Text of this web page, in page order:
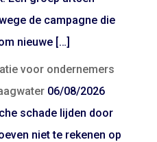
de campagne die
nieuwe […]
voor ondernemers
06/08/2026
schade lijden door
niet te rekenen op